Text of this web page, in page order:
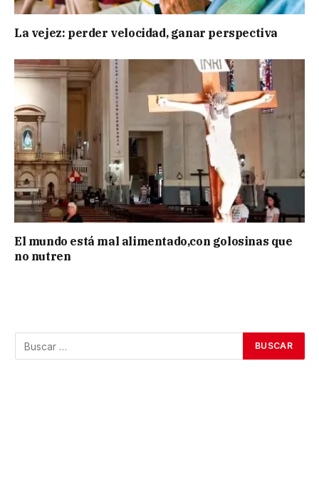
La vejez: perder velocidad, ganar perspectiva
El mundo está mal alimentado,con golosinas que
no nutren